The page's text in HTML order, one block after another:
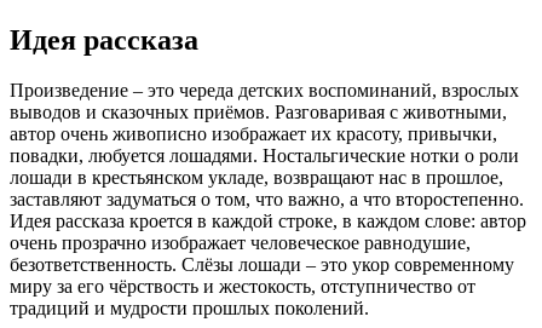
Идея рассказа
Произведение – это череда детских воспоминаний, взрослых
выводов и сказочных приёмов. Разговаривая с животными,
автор очень живописно изображает их красоту, привычки,
повадки, любуется лошадями. Ностальгические нотки о роли
лошади в крестьянском укладе, возвращают нас в прошлое,
заставляют задуматься о том, что важно, а что второстепенно.
Идея рассказа кроется в каждой строке, в каждом слове: автор
очень прозрачно изображает человеческое равнодушие,
безответственность. Слёзы лошади – это укор современному
миру за его чёрствость и жестокость, отступничество от
традиций и мудрости прошлых поколений.